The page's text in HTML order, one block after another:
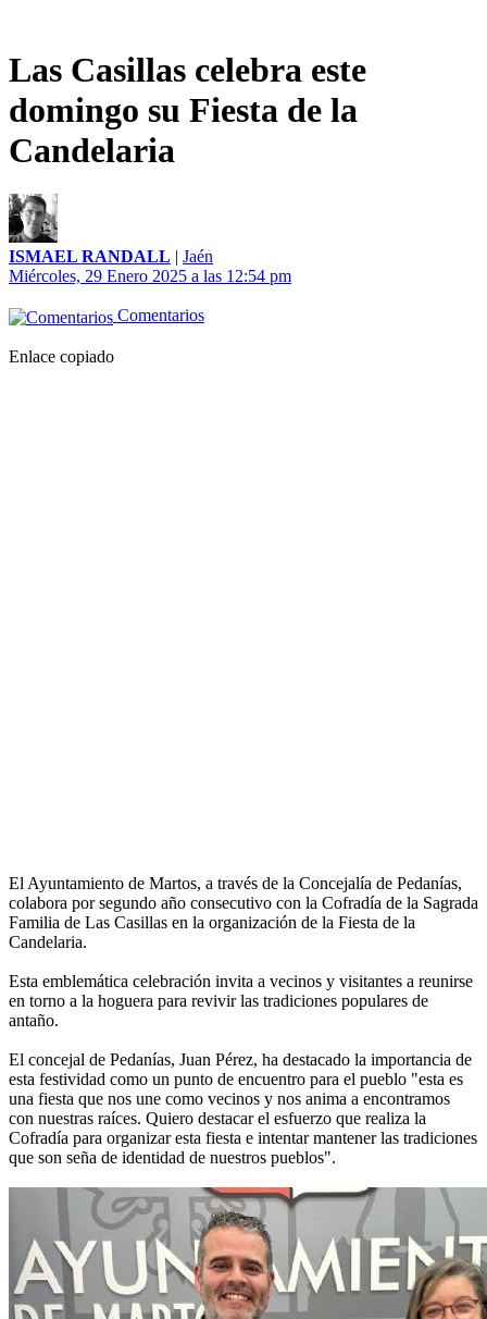
Las Casillas celebra este
domingo su Fiesta de la
Candelaria
ISMAEL RANDALL | Jaén
Miércoles, 29 Enero 2025 a las 12:54 pm
Comentarios
Enlace copiado
El Ayuntamiento de Martos, a través de la Concejalía de Pedanías,
colabora por segundo año consecutivo con la Cofradía de la Sagrada
Familia de Las Casillas en la organización de la Fiesta de la
Candelaria.
Esta emblemática celebración invita a vecinos y visitantes a reunirse
en torno a la hoguera para revivir las tradiciones populares de
antaño.
El concejal de Pedanías, Juan Pérez, ha destacado la importancia de
esta festividad como un punto de encuentro para el pueblo "esta es
una fiesta que nos une como vecinos y nos anima a encontramos
con nuestras raíces. Quiero destacar el esfuerzo que realiza la
Cofradía para organizar esta fiesta e intentar mantener las tradiciones
que son seña de identidad de nuestros pueblos".